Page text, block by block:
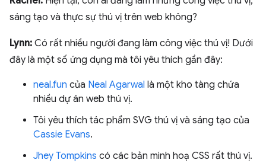
sáng tạo và thực sự thú vị trên web không?
Lynn: Có rất nhiều người đang làm công việc thú vị! Dưới
đây là một số ứng dụng mà tôi yêu thích gần đây:
neal.fun của Neal Agarwal là một kho tàng chứa
nhiều dự án web thú vị.
Tôi yêu thích tác phẩm SVG thú vị và sáng tạo của
Cassie Evans.
Jhey Tompkins có các bản minh hoạ CSS rất thú vị.